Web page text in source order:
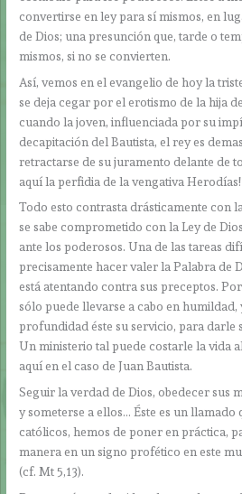
convertirse en ley para sí mismos, en
de Dios; una presunción que, tarde o
mismos, si no se convierten.
Así, vemos en el evangelio de hoy la
se deja cegar por el erotismo de la hija
cuando la joven, influenciada por su
decapitación del Bautista, el rey es
retractarse de su juramento delante de
aquí la perfidia de la vengativa Herodías!
Todo esto contrasta drásticamente con
se sabe comprometido con la Ley de
ante los poderosos. Una de las tareas
precisamente hacer valer la Palabra de
está atentando contra sus preceptos.
sólo puede llevarse a cabo en humildad,
profundidad éste su servicio, para darle
Un ministerio tal puede costarle la vida
aquí en el caso de Juan Bautista.
Seguir la verdad de Dios, obedecer sus
y someterse a ellos… Éste es un llamado
católicos, hemos de poner en práctica,
manera en un signo profético en este
(cf. Mt 5,13).